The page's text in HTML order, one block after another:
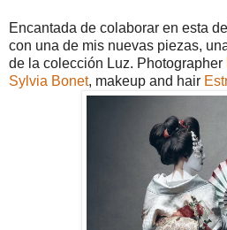
Encantada de colaborar en esta
con una de mis nuevas piezas,
de la colección Luz. Photographer
Sylvia Bonet, makeup and hair